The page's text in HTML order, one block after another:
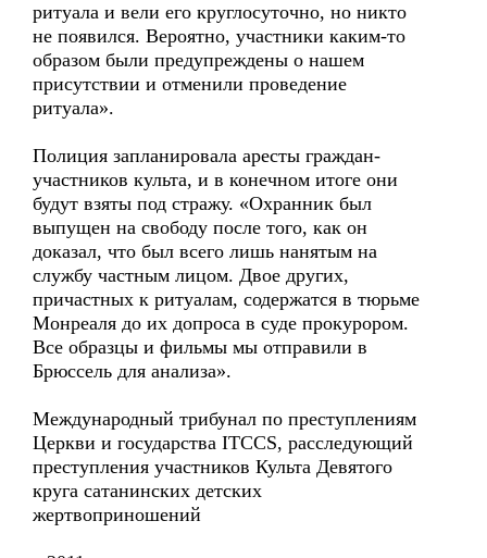
ритуала и вели его круглосуточно, но никто
не появился. Вероятно, участники каким-то
образом были предупреждены о нашем
присутствии и отменили проведение
ритуала».
Полиция запланировала аресты граждан-
участников культа, и в конечном итоге они
будут взяты под стражу. «Охранник был
выпущен на свободу после того, как он
доказал, что был всего лишь нанятым на
службу частным лицом. Двое других,
причастных к ритуалам, содержатся в тюрьме
Монреаля до их допроса в суде прокурором.
Все образцы и фильмы мы отправили в
Брюссель для анализа».
Международный трибунал по преступлениям
Церкви и государства ITCCS, расследующий
преступления участников Культа Девятого
круга сатанинских детских
жертвоприношений